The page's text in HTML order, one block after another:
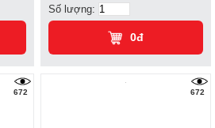
Số lượng:
0đ
672 672